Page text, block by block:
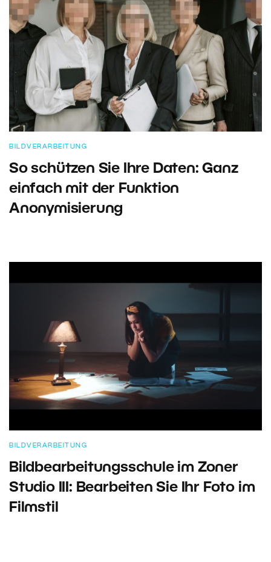
BILDVERARBEITUNG
So schützen Sie Ihre Daten: Ganz
einfach mit der Funktion
Anonymisierung
BILDVERARBEITUNG
Bildbearbeitungsschule im Zoner
Studio III: Bearbeiten Sie Ihr Foto im
Filmstil